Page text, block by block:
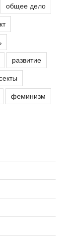
общее дело
развитие
феминизм